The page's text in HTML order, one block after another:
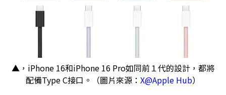
▲，iPhone 16和iPhone 16 Pro如同前１代的設計，都將
配備Type C接口。（圖片來源： X@Apple Hub）